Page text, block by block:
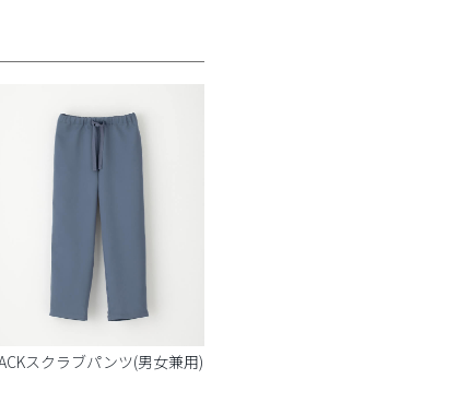
スクラブパンツ(男女兼用)